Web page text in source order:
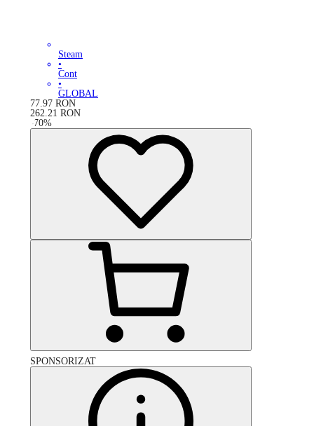
Steam
•
Cont
•
GLOBAL
77.97 RON
262.21 RON
-70%
SPONSORIZAT